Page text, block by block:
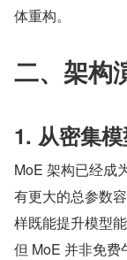
体重构。
二、架构
1. 从密集
MoE 架构已经成
有更大的总参数
样既能提升模型
但 MoE 并非免费